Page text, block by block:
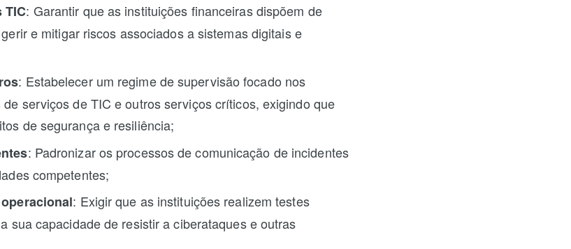
TIC: Garantir que as instituições financeiras dispõem de
e mitigar riscos associados a sistemas digitais e
: Estabelecer um regime de supervisão focado nos
serviços de TIC e outros serviços críticos, exigindo que
de segurança e resiliência;
: Padronizar os processos de comunicação de incidentes
competentes;
: Exigir que as instituições realizem testes
sua capacidade de resistir a ciberataques e outras